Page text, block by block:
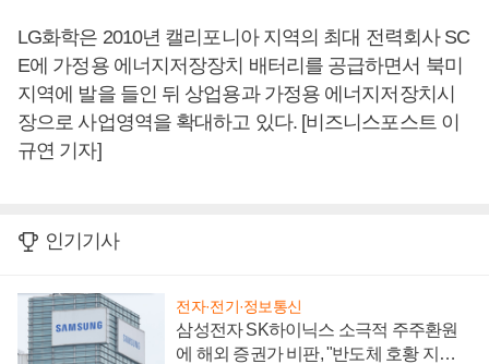
LG화학은 2010년 캘리포니아 지역의 최대 전력회사 SC
E에 가정용 에너지저장장치 배터리를 공급하면서 북미
지역에 발을 들인 뒤 상업용과 가정용 에너지저장치시
장으로 사업영역을 확대하고 있다. [비즈니스포스트 이
규연 기자]
인기기사
전자·전기·정보통신
삼성전자 SK하이닉스 소극적 주주환원
에 해외 증권가 비판, "반도체 호황 지속